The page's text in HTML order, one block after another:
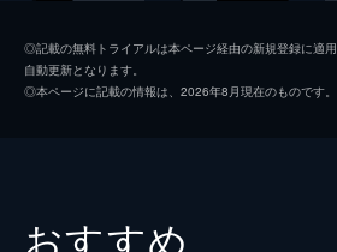
◎記載の無料トライアルは本ページ経由の新規登録に適
自動更新となります。
◎本ページに記載の情報は、2026年8月現在のものです。
おすすめ